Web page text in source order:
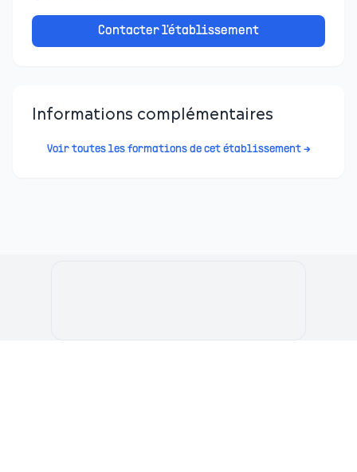
Contacter l'établissement
Informations complémentaires
Voir toutes les formations de cet établissement →